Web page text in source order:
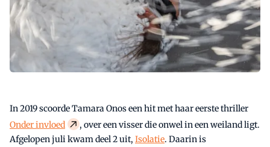
In 2019 scoorde Tamara Onos een hit met haar eerste thriller
Onder invloed
, over een visser die onwel in een weiland ligt.
Afgelopen juli kwam deel 2 uit, Isolatie. Daarin is